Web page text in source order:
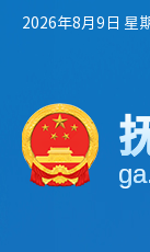
2026年8月9日 星